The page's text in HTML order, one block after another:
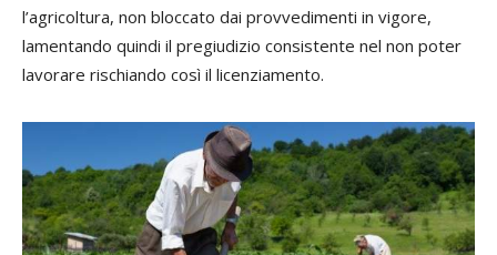
l’agricoltura, non bloccato dai provvedimenti in vigore,
lamentando quindi il pregiudizio consistente nel non poter
lavorare rischiando così il licenziamento.